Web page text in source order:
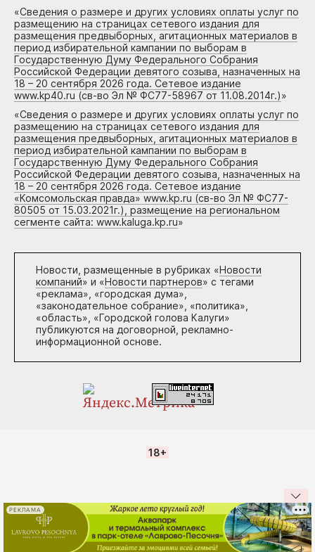
«Сведения о размере и других условиях оплаты услуг по
размещению на страницах сетевого издания для
размещения предвыборных, агитационных материалов в
период избирательной кампании по выборам в
Государственную Думу Федерального Собрания
Российской Федерации девятого созыва, назначенных на
18 – 20 сентября 2026 года. Сетевое издание
www.kp40.ru (св-во Эл № ФС77-58967 от 11.08.2014г.)»
«Сведения о размере и других условиях оплаты услуг по
размещению на страницах сетевого издания для
размещения предвыборных, агитационных материалов в
период избирательной кампании по выборам в
Государственную Думу Федерального Собрания
Российской Федерации девятого созыва, назначенных на
18 – 20 сентября 2026 года. Сетевое издание
«Комсомольская правда» www.kp.ru (св-во Эл № ФС77-
80505 от 15.03.2021г.), размещение на региональном
сегменте сайта: www.kaluga.kp.ru»
Новости, размещенные в рубриках «Новости
компаний» и «Новости партнеров» с тегами
«реклама», «городская дума»,
«законодательное собрание», «политика»,
«область», «Городской голова Калуги»
публикуются на договорной, рекламно-
информационной основе.
18+
РЕКЛАМА